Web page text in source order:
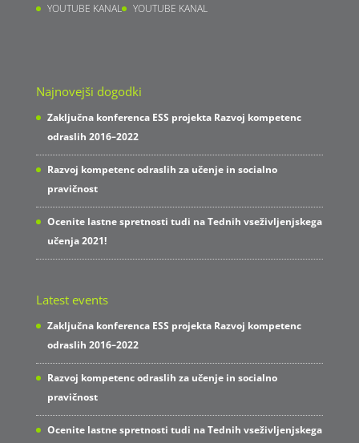
YOUTUBE KANAL
YOUTUBE KANAL
Najnovejši dogodki
Zaključna konferenca ESS projekta Razvoj kompetenc
odraslih 2016–2022
Razvoj kompetenc odraslih za učenje in socialno
pravičnost
Ocenite lastne spretnosti tudi na Tednih vseživljenjskega
učenja 2021!
Latest events
Zaključna konferenca ESS projekta Razvoj kompetenc
odraslih 2016–2022
Razvoj kompetenc odraslih za učenje in socialno
pravičnost
Ocenite lastne spretnosti tudi na Tednih vseživljenjskega